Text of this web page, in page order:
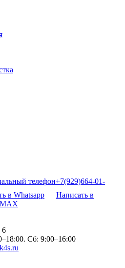
телефон+7(929)664-01-
в Whatsapp
Написать в
6
Сб: 9:00–16:00